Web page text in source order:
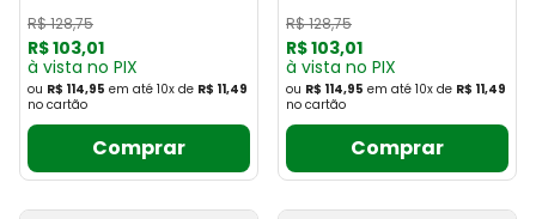
R$128,75
R$103,01
à vista no PIX
ou R$ 114,95 em até 10x de R$ 11,49
no cartão
Comprar
R$128,75
R$103,01
à vista no PIX
ou R$ 114,95 em até 10x de R$ 11,49
no cartão
Comprar